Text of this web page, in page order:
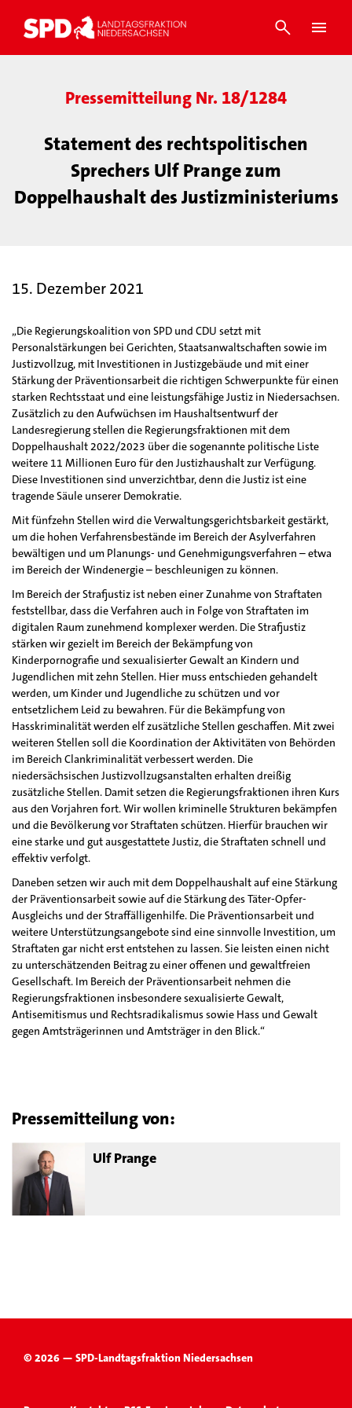
Pressemitteilung Nr. 18/1284
Statement des rechtspolitischen
Sprechers Ulf Prange zum
Doppelhaushalt des Justizministeriums
15. Dezember 2021
„Die Regierungskoalition von SPD und CDU setzt mit
Personalstärkungen bei Gerichten, Staatsanwaltschaften sowie im
Justizvollzug, mit Investitionen in Justizgebäude und mit einer
Stärkung der Präventionsarbeit die richtigen Schwerpunkte für einen
starken Rechtsstaat und eine leistungsfähige Justiz in Niedersachsen.
Zusätzlich zu den Aufwüchsen im Haushaltsentwurf der
Landesregierung stellen die Regierungsfraktionen mit dem
Doppelhaushalt 2022/2023 über die sogenannte politische Liste
weitere 11 Millionen Euro für den Justizhaushalt zur Verfügung.
Diese Investitionen sind unverzichtbar, denn die Justiz ist eine
tragende Säule unserer Demokratie.
Mit fünfzehn Stellen wird die Verwaltungsgerichtsbarkeit gestärkt,
um die hohen Verfahrensbestände im Bereich der Asylverfahren
bewältigen und um Planungs- und Genehmigungsverfahren – etwa
im Bereich der Windenergie – beschleunigen zu können.
Im Bereich der Strafjustiz ist neben einer Zunahme von Straftaten
feststellbar, dass die Verfahren auch in Folge von Straftaten im
digitalen Raum zunehmend komplexer werden. Die Strafjustiz
stärken wir gezielt im Bereich der Bekämpfung von
Kinderpornografie und sexualisierter Gewalt an Kindern und
Jugendlichen mit zehn Stellen. Hier muss entschieden gehandelt
werden, um Kinder und Jugendliche zu schützen und vor
entsetzlichem Leid zu bewahren. Für die Bekämpfung von
Hasskriminalität werden elf zusätzliche Stellen geschaffen. Mit zwei
weiteren Stellen soll die Koordination der Aktivitäten von Behörden
im Bereich Clankriminalität verbessert werden. Die
niedersächsischen Justizvollzugsanstalten erhalten dreißig
zusätzliche Stellen. Damit setzen die Regierungsfraktionen ihren Kurs
aus den Vorjahren fort. Wir wollen kriminelle Strukturen bekämpfen
und die Bevölkerung vor Straftaten schützen. Hierfür brauchen wir
eine starke und gut ausgestattete Justiz, die Straftaten schnell und
effektiv verfolgt.
Daneben setzen wir auch mit dem Doppelhaushalt auf eine Stärkung
der Präventionsarbeit sowie auf die Stärkung des Täter-Opfer-
Ausgleichs und der Straffälligenhilfe. Die Präventionsarbeit und
weitere Unterstützungsangebote sind eine sinnvolle Investition, um
Straftaten gar nicht erst entstehen zu lassen. Sie leisten einen nicht
zu unterschätzenden Beitrag zu einer offenen und gewaltfreien
Gesellschaft. Im Bereich der Präventionsarbeit nehmen die
Regierungsfraktionen insbesondere sexualisierte Gewalt,
Antisemitismus und Rechtsradikalismus sowie Hass und Gewalt
gegen Amtsträgerinnen und Amtsträger in den Blick.“
Pressemitteilung von:
Ulf Prange
© 2026 — SPD-Landtagsfraktion Niedersachsen